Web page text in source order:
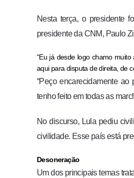
Nesta terça, o presidente
presidente da CNM, Paulo
“Eu já desde logo chamo
aqui para disputa de direita, de
“Peço encarecidamente
tenho feito em todas as
No discurso, Lula pediu
civilidade. Esse país está
Desoneração
Um dos principais temas